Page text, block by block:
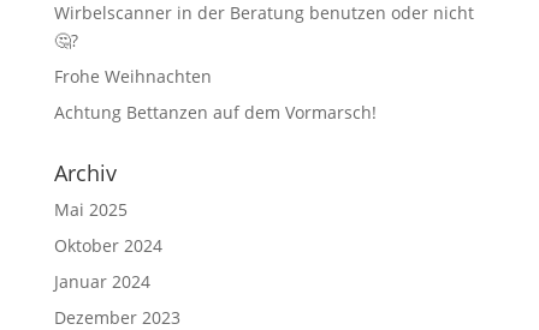
Wirbelscanner in der Beratung benutzen oder nicht
🤔?
Frohe Weihnachten
Achtung Bettanzen auf dem Vormarsch!
Archiv
Mai 2025
Oktober 2024
Januar 2024
Dezember 2023